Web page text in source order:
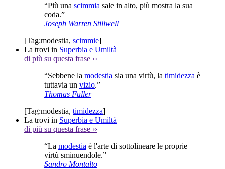
“Più una scimmia sale in alto, più mostra la sua
coda.”
Joseph Warren Stillwell
[Tag:modestia, scimmie]
La trovi in Superbia e Umiltà
di più su questa frase ››
“Sebbene la modestia sia una virtù, la timidezza è
tuttavia un vizio.”
Thomas Fuller
[Tag:modestia, timidezza]
La trovi in Superbia e Umiltà
di più su questa frase ››
“La modestia è l'arte di sottolineare le proprie
virtù sminuendole.”
Sandro Montalto